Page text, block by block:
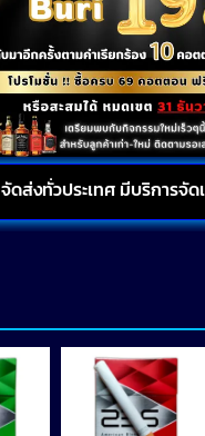
จัดส่งทั่วประเทศ มีบริการจั